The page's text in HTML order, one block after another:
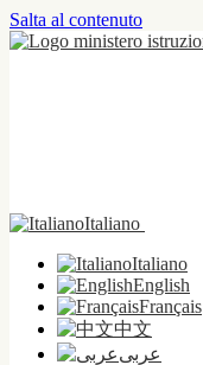
Salta al contenuto
Italiano
Italiano
English
Français
中文
عربى